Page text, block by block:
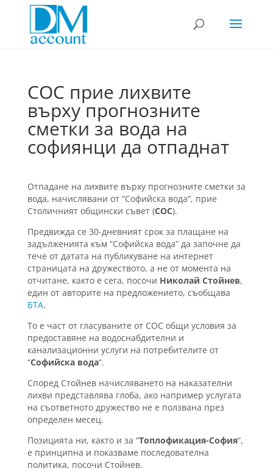
СОС прие лихвите
върху прогнозните
сметки за вода на
софиянци да отпаднат
Отпадане на лихвите върху прогнозните сметки за
вода, начислявани от “Софийска вода”, прие
Столичният общински съвет (СОС).
Предвижда се 30-дневният срок за плащане на
задълженията към “Софийска вода” да започне да
тече от датата на публикуване на интернет
страницата на дружеството, а не от момента на
отчитане, както е сега, посочи Николай Стойнев,
един от авторите на предложението, съобщава
БТА.
То е част от гласуваните от СОС общи условия за
предоставяне на водоснабдителни и
канализационни услуги на потребителите от
“Софийска вода“.
Според Стойнев начисляването на наказателни
лихви представлява глоба, ако например услугата
на съответното дружество не е ползвана през
определен месец.
Позицията ни, както и за “Топлофикация-София“,
е принципна и показваме последователна
политика, посочи Стойнев.